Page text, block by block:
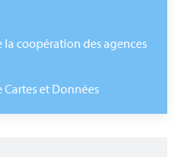
la coopération des agences
Cartes et Données